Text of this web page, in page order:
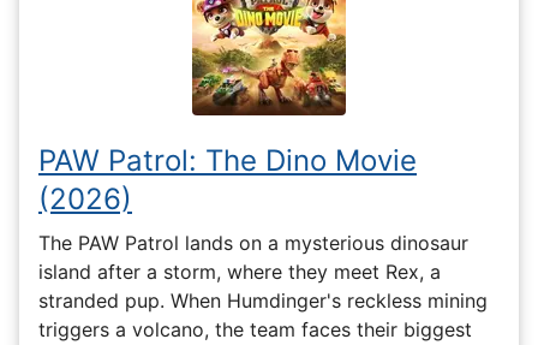
PAW Patrol: The Dino Movie
(2026)
The PAW Patrol lands on a mysterious dinosaur
island after a storm, where they meet Rex, a
stranded pup. When Humdinger's reckless mining
triggers a volcano, the team faces their biggest